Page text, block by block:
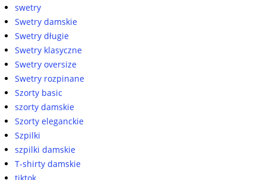
swetry
Swetry damskie
Swetry długie
Swetry klasyczne
Swetry oversize
Swetry rozpinane
Szorty basic
szorty damskie
Szorty eleganckie
Szpilki
szpilki damskie
T-shirty damskie